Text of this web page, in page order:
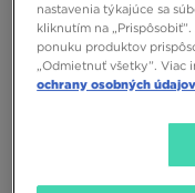
nastavenia týkajúce sa
kliknutím na
ponuku produktov
„Odmietnuť všetky”. Viac
ochrany osobných